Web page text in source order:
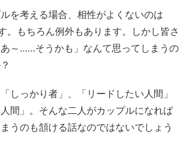
を考える場合、相性がよくないのは
。もちろん例外もあります。しかし皆さ
～……そうかも」なんて思ってしまうの
しっかり者」、「リードしたい人間」
間」。そんな二人がカップルになれば
うのも頷ける話なのではないでしょう